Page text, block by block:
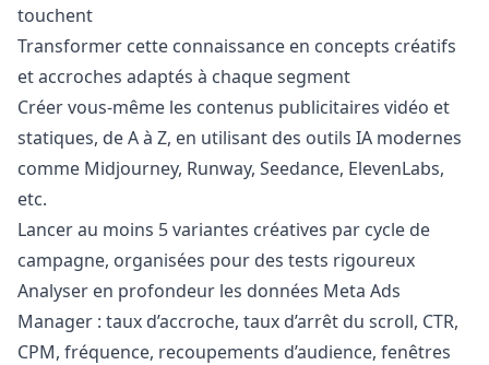
touchent
Transformer cette connaissance en concepts créatifs
et accroches adaptés à chaque segment
Créer vous-même les contenus publicitaires vidéo et
statiques, de A à Z, en utilisant des outils IA modernes
comme Midjourney, Runway, Seedance, ElevenLabs,
etc.
Lancer au moins 5 variantes créatives par cycle de
campagne, organisées pour des tests rigoureux
Analyser en profondeur les données Meta Ads
Manager : taux d’accroche, taux d’arrêt du scroll, CTR,
CPM, fréquence, recoupements d’audience, fenêtres